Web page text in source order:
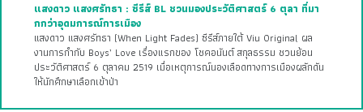
แสงดาว แสงศรัทธา : ซีรีส์ BL ชวนมองประวัติศาสตร์ 6 ตุลา ที่มา
กกว่าอุดมการณ์การเมือง
แสงดาว แสงศรัทธา (When Light Fades) ซีรีส์ภายใต้ Viu Original ผล
งานการกำกับ Boys’ Love เรื่องแรกของ โชคอนันต์ สกุลธรรม ชวนย้อน
ประวัติศาสตร์ 6 ตุลาคม 2519 เมื่อเหตุการณ์นองเลือดทางการเมืองผลักดัน
ให้นักศึกษาเลือกเข้าป่า